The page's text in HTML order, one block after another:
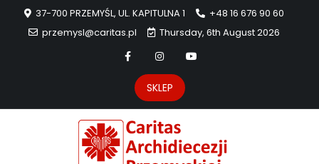
37-700 PRZEMYŚL, UL. KAPITULNA 1
+48 16 676 90 60
przemysl@caritas.pl
Thursday, 6th August 2026
SKLEP